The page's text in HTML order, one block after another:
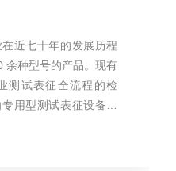
外企事业单位提供相
近七十年的发展历程
余种型号的产品。现有
测试表征全流程的检
用型测试表征设备延